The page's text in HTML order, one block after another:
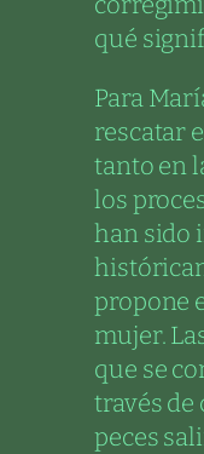
qué
Para
rescatar
tanto en
los
han sido
propone
mujer.
que se
través de
peces